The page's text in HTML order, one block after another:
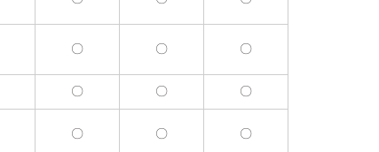
〇 〇 〇
〇 〇 〇
〇 〇 〇